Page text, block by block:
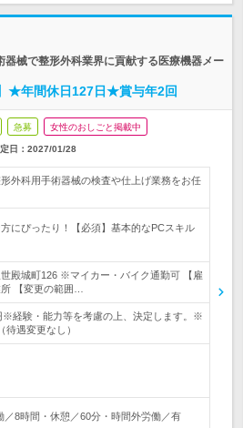
器械で整形外科業界に貢献する医療機器メー
★年間休日127日★賞与年2回
急募 女性のおしごと掲載中
日： 2027/01/28
外科用手術器械の検査や仕上げ業務をお任
にぴったり！【必須】基本的なPCスキル
殿城町126 ※マイカー・バイク通勤可 【雇
【変更の範囲…
※経験・能力等を考慮の上、決定します。※
待遇変更なし）
8時間・休憩／60分・時間外労働／有